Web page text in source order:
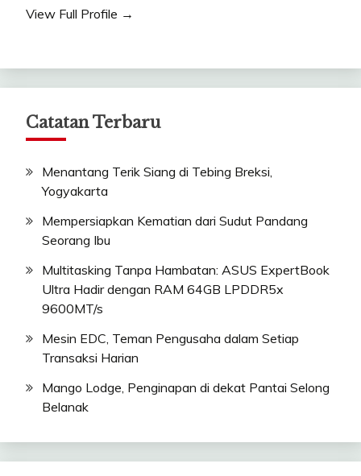
View Full Profile →
Catatan Terbaru
Menantang Terik Siang di Tebing Breksi,
Yogyakarta
Mempersiapkan Kematian dari Sudut Pandang
Seorang Ibu
Multitasking Tanpa Hambatan: ASUS ExpertBook
Ultra Hadir dengan RAM 64GB LPDDR5x
9600MT/s
Mesin EDC, Teman Pengusaha dalam Setiap
Transaksi Harian
Mango Lodge, Penginapan di dekat Pantai Selong
Belanak